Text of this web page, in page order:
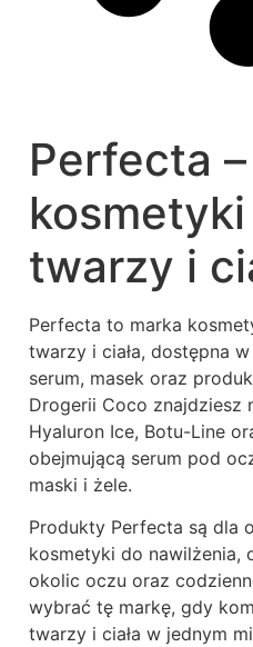
Perfecta –
twarzy i
Perfecta to marka
twarzy i ciała, dostępna
serum, masek oraz
Drogerii Coco znajdziesz
Hyaluron Ice, Botu-Line
obejmującą serum pod
maski i żele.
Produkty Perfecta są dla
kosmetyki do nawilżenia,
okolic oczu oraz
wybrać tę markę, gdy
twarzy i ciała w jednym